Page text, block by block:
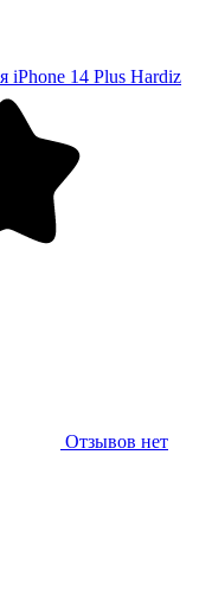
iPhone 14 Plus Hardiz
Отзывов нет